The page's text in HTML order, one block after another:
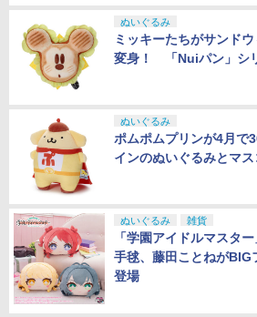
ぬいぐるみ
ミッキーたちがサンド
変身！ 「Nuiパン」シ
ぬいぐるみ
ポムポムプリンが4月で
インのぬいぐるみとマ
ぬいぐるみ 雑貨
「学園アイドルマスタ
手毬、藤田ことねがBIG
登場